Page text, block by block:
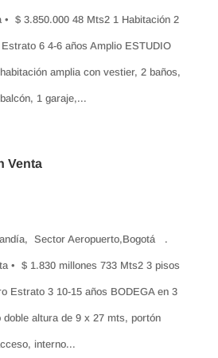
• $ 3.850.000 48 Mts2 1 Habitación 2
6 4-6 años Amplio ESTUDIO
amplia con vestier, 2 baños,
1 garaje,...
Venta
Sector Aeropuerto,Bogotá .
• $ 1.830 millones 733 Mts2 3 pisos
Estrato 3 10-15 años BODEGA en 3
altura de 9 x 27 mts, portón
interno...